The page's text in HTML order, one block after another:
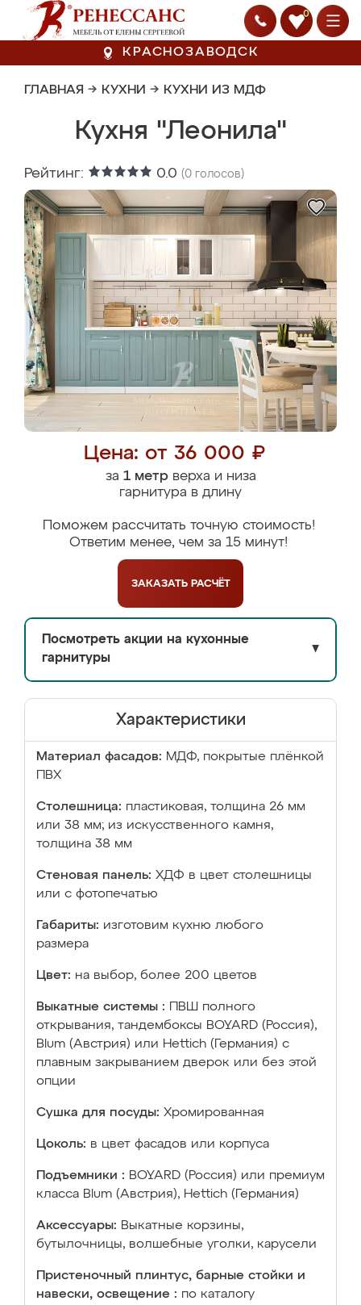
0
КРАСНОЗАВОДСК
ГЛАВНАЯ → КУХНИ → КУХНИ ИЗ МДФ
Кухня "Леонила"
Рейтинг: 0.0 (0 голосов)
Цена: от 36 000 ₽
за 1 метрверха и низа
гарнитура в длину
Поможем рассчитать точную стоимость!
Ответим менее, чем за 15 минут!
ЗАКАЗАТЬ РАСЧЁТ
Посмотреть акции на кухонные
гарнитуры
▼
Характеристики
Материал фасадов: МДФ, покрытые плёнкой
ПВХ
Столешница: пластиковая, толщина 26 мм
или 38 мм; из искусственного камня,
толщина 38 мм
Стеновая панель: ХДФ в цвет столешницы
или с фотопечатью
Габариты: изготовим кухню любого
размера
Цвет: на выбор, более 200 цветов
Выкатные системы :
ПВШ полного
открывания, тандембоксы BOYARD (Россия),
Blum (Австрия) или Hettich (Германия) с
плавным закрыванием дверок или без этой
опции
Сушка для посуды: Хромированная
Цоколь: в цвет фасадов или корпуса
Подъемники : BOYARD (Россия) или премиум
класса Blum (Австрия), Hettich (Германия)
Аксессуары: Выкатные корзины,
бутылочницы, волшебные уголки, карусели
Пристеночный плинтус, барные стойки и
навески, освещение : по каталогу